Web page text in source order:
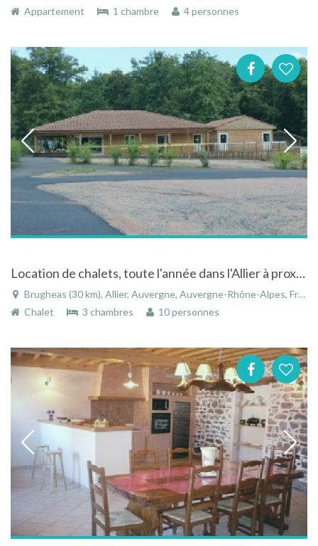
Appartement 1 chambre 4 personnes
Location de chalets, toute l'année dans l'Allier à proximité de Vichy
Brugheas (30 km), Allier, Auvergne, Auvergne-Rhône-Alpes, France
Chalet
3 chambres 10 personnes